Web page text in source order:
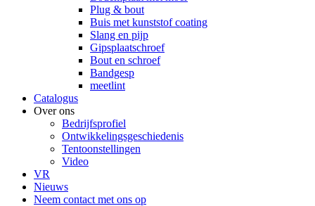
Plug & bout
Buis met kunststof coating
Slang en pijp
Gipsplaatschroef
Bout en schroef
Bandgesp
meetlint
Catalogus
Over ons
Bedrijfsprofiel
Ontwikkelingsgeschiedenis
Tentoonstellingen
Video
VR
Nieuws
Neem contact met ons op